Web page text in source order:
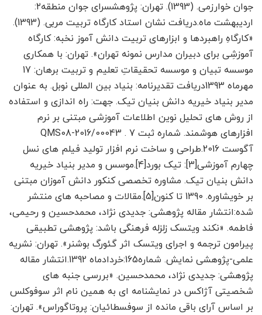
جوان خوارزمی. (1393). تهران: پژوهشسرای جوان منطقه۲:
اردیبهشت ماه.دریافت نشان استاد کارگاه تربیت مربی. (1393).
«کارگاهِ راهبردها و ابزارهای تربیت دانش آموز نخبه: کارگاه
آموزشِی برای دبیران مدارس نمونه تهران». تهران: با همکاری
موسسه تبیان و موسسه تحقیقاتِ تعلیم و تربیت برهان: 17
مهرماه 1393دریافت تقدیرنامه: بنیاد بین المللی نوبل. به عنوان
مدیر بنیاد خیریه دانش بنیان تیک. جهت: راه اندازی و استفاده
از روش های تحلیل نوین اطلاعات آموزشی مبتنی بر نرم
افزارهای هوشمند. شماره ثبت QMS08-2016/00043 . 7
آگوست 2016.طراحی و ساخت نرم افزار تولید فیلم های نسل
چهارم آموزشی[3]: تیک بورد[4].موسس و مدیر بنیاد خیریه
دانش بنیان تیک. مشاوره تخصصی کنکور دانش آموزان مبتنی
بر خویشاوره. 1390 تا کنون[5].مقالات و مصاحبه های منتشر
شده:انتشار مقاله پژوهشی: جدیدی نژاد، محمدحسین و رحیمی،
فاطمه. «نکند ویتسک زلزله فرهنگی باشد: پژوهشی تطبیقی
پیرامون ترجمه و اجرای ویتسک اثر گئورگ بوشنر». تهران: نشریه
علمی-پژوهشی نمایش. شماره165:خردادماه 1392.انتشار مقاله
پژوهشی: جدیدی نژاد، محمدحسین. «بررسی جنبه های
شخصیتی آژاکس در نمایشنامه ای به همین نام اثر سوفوکلس
بر اساس آرای باقی مانده از سوفسطائیان: پروتاگوراس». تهران: